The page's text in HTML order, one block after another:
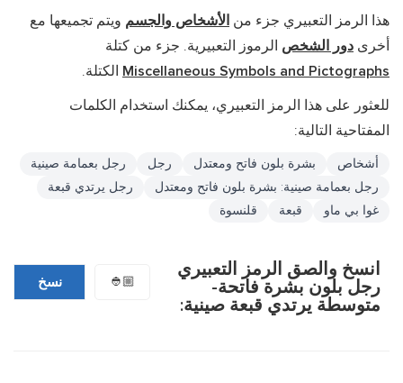
هذا الرمز التعبيري جزء من الأشخاص والجسم ويتم تجميعها مع
أخرى دور الشخص الرموز التعبيرية. جزء من كتلة
Miscellaneous Symbols and Pictographs الكتلة.
للعثور على هذا الرمز التعبيري، يمكنك استخدام الكلمات
المفتاحية التالية:
أشخاص بشرة بلون فاتح ومعتدل رجل
رجل بعمامة صينية
رجل بعمامة صينية: بشرة بلون فاتح ومعتدل
رجل يرتدي قبعة
غوا بي ماو
قبعة قلنسوة
انسخ والصق الرمز التعبيري
رجل بلون بشرة فاتحة-
متوسطة يرتدي قبعة صينية:
👲🏼 نسخ